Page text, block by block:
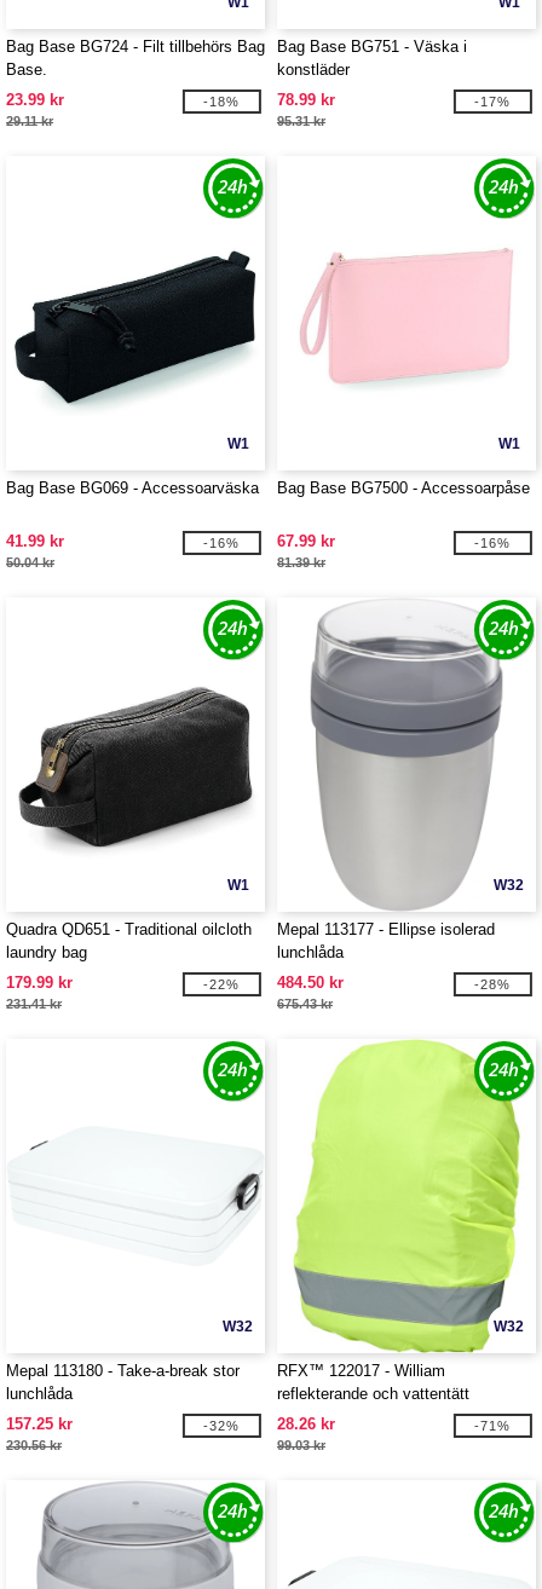
Bag Base BG724 - Filt tillbehörs Bag
Base.
23.99 kr
29.11 kr
-18%
Bag Base BG751 - Väska i
konstläder
78.99 kr
95.31 kr
-17%
W1
Bag Base BG069 - Accessoarväska
41.99 kr
50.04 kr
-16%
W1
Bag Base BG7500 - Accessoarpåse
67.99 kr
81.39 kr
-16%
W1
Quadra QD651 - Traditional oilcloth
laundry bag
179.99 kr
231.41 kr
-22%
W32
Mepal 113177 - Ellipse isolerad
lunchlåda
484.50 kr
675.43 kr
-28%
W32
Mepal 113180 - Take-a-break stor
lunchlåda
157.25 kr
230.56 kr
-32%
W32
RFX™ 122017 - William
reflekterande och vattentätt
väskskydd
28.26 kr
99.03 kr
-71%